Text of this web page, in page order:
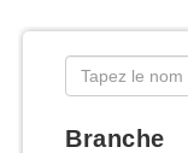
Branche